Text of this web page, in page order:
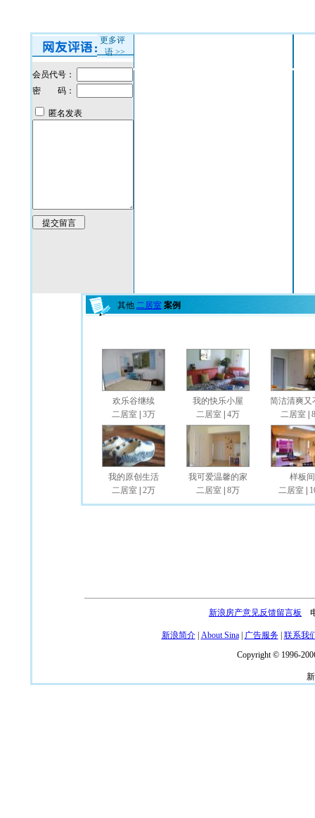
更多评
语>>
会员代号：
密 码：
匿名发表
其他 二居室 案例
欢乐谷继续
二居室 3万
我的快乐小屋
二居室 4万
简洁清爽又
二居室
我的原创生活
二居室 2万
我可爱温馨的家
二居室 8万
样板间
二居室
新浪房产意见反馈留言板
新浪简介| About Sina| 广告服务| 联系我
Copyright © 1996-